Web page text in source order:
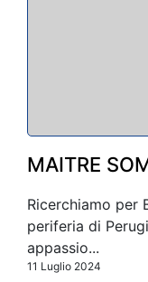
MAITRE
Ricerchiamo per
periferia di
appassio...
11 Luglio 2024